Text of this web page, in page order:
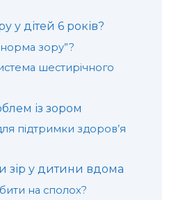
у дітей 6 років?
зору”?
шестирічного
із зором
підтримки здоров’я
зір у дитини вдома
на сполох?